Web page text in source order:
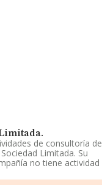
de consultoría de
Limitada. Su
no tiene actividad